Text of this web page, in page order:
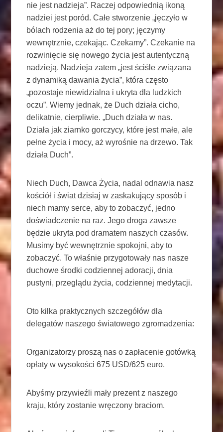
nie jest nadzieja”. Raczej odpowiednią ikoną
nadziei jest poród. Całe stworzenie „jęczyło w
bólach rodzenia aż do tej pory; jęczymy
wewnętrznie, czekając. Czekamy”. Czekanie na
rozwinięcie się nowego życia jest autentyczną
nadzieją. Nadzieja zatem „jest ściśle związana
z dynamiką dawania życia”, która często
„pozostaje niewidzialna i ukryta dla ludzkich
oczu”. Wiemy jednak, że Duch działa cicho,
delikatnie, cierpliwie. „Duch działa w nas.
Działa jak ziarnko gorczycy, które jest małe, ale
pełne życia i mocy, aż wyrośnie na drzewo. Tak
działa Duch”.
Niech Duch, Dawca Życia, nadal odnawia nasz
kościół i świat dzisiaj w zaskakujący sposób i
niech mamy serce, aby to zobaczyć, jedno
doświadczenie na raz. Jego droga zawsze
będzie ukryta pod dramatem naszych czasów.
Musimy być wewnętrznie spokojni, aby to
zobaczyć. To właśnie przygotowały nas nasze
duchowe środki codziennej adoracji, dnia
pustyni, przeglądu życia, codziennej medytacji.
Oto kilka praktycznych szczegółów dla
delegatów naszego światowego zgromadzenia:
Organizatorzy proszą nas o zapłacenie gotówką
opłaty w wysokości 675 USD/625 euro.
Abyśmy przywieźli mały prezent z naszego
kraju, który zostanie wręczony braciom.